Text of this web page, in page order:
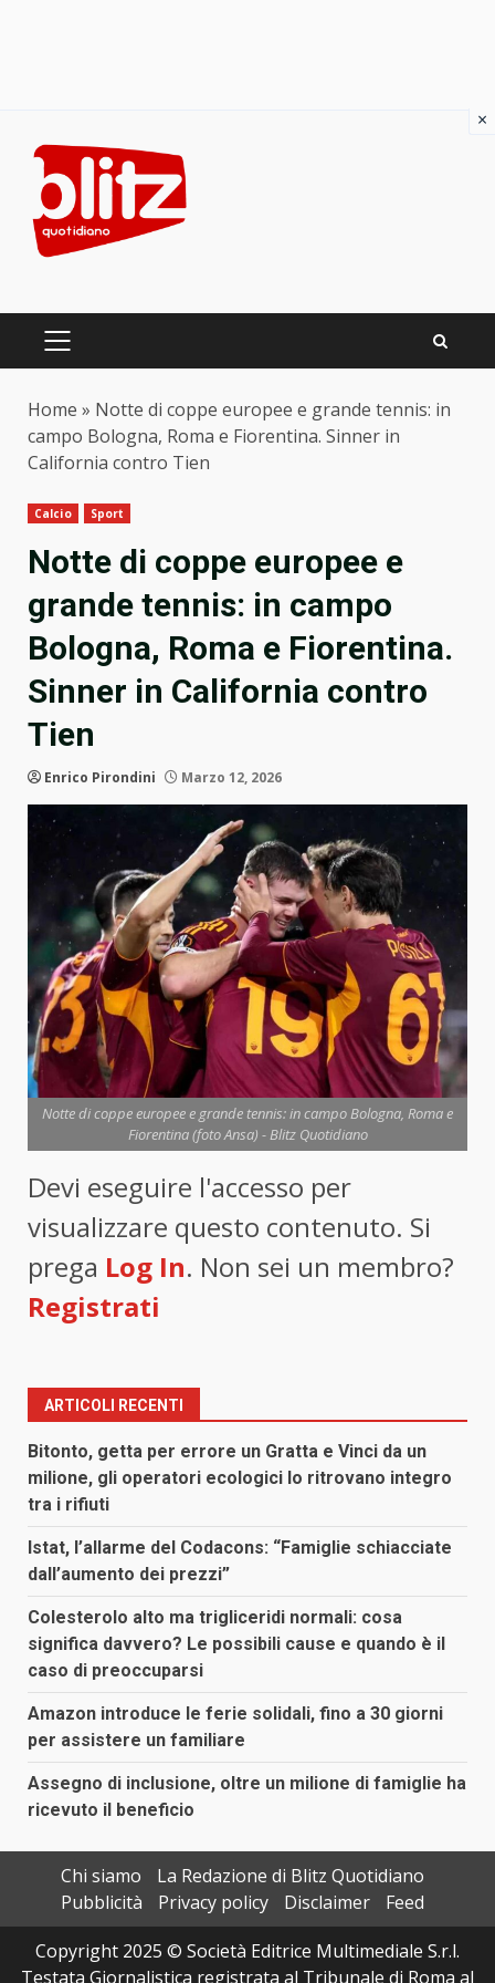
content
PRIMARY
Home » Notte di coppe europee e grande tennis: in
campo Bologna, Roma e Fiorentina. Sinner in
California contro Tien
Calcio Sport
Notte di coppe europee e
grande tennis: in campo
Bologna, Roma e Fiorentina.
Sinner in California contro
Tien
Enrico Pirondini Marzo 12, 2026
Notte di coppe europee e grande tennis: in campo Bologna, Roma e
Fiorentina (foto Ansa) - Blitz Quotidiano
Devi eseguire l'accesso per
visualizzare questo contenuto. Si
prega Log In. Non sei un membro?
Registrati
ARTICOLI RECENTI
Bitonto, getta per errore un Gratta e Vinci da un
milione, gli operatori ecologici lo ritrovano integro
tra i rifiuti
Istat, l’allarme del Codacons: “Famiglie schiacciate
dall’aumento dei prezzi”
Colesterolo alto ma trigliceridi normali: cosa
significa davvero? Le possibili cause e quando è il
caso di preoccuparsi
Amazon introduce le ferie solidali, fino a 30 giorni
per assistere un familiare
Assegno di inclusione, oltre un milione di famiglie ha
ricevuto il beneficio
Chi siamo
La Redazione di Blitz Quotidiano
Pubblicità
Privacy policy Disclaimer
Feed
Copyright 2025 © Società Editrice Multimediale S.r.l.
Testata Giornalistica registrata al Tribunale di Roma al
×